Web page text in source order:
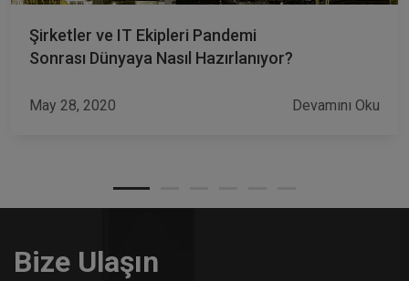
Şirketler ve IT Ekipleri Pandemi
Sonrası Dünyaya Nasıl Hazırlanıyor?
May 28, 2020 Devamını Oku
Bize Ulaşın